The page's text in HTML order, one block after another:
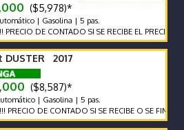
($5,978)*
| Gasolina | 5 pas.
DE CONTADO SI SE RECIBE EL PRECIO VARIA !!!
DUSTER 2017
($8,587)*
| Gasolina | 5 pas.
DE CONTADO SI SE RECIBE O SE FINANCIA EL